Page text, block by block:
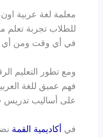
معلمة لغة عربية اون
للطلاب تجربة تعلم
في أي وقت ومن أي
ومع تطور التعليم
فهم عميق للغة
على أساليب تدريس
في أكاديمية القمة